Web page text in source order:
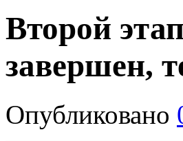
Второй
завершен,
Опубликовано